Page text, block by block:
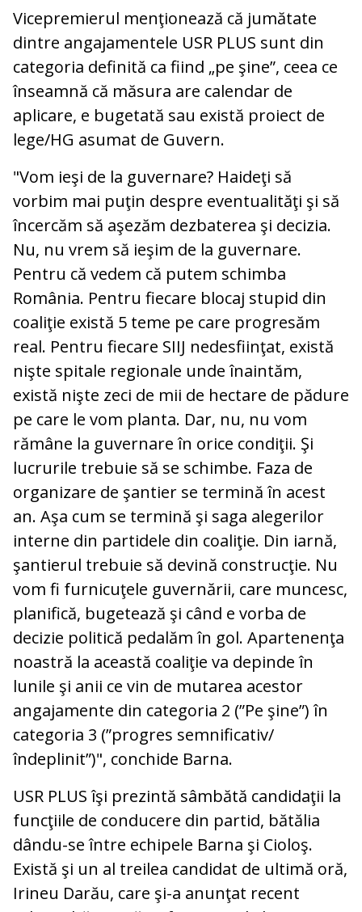
Vicepremierul menţionează că jumătate
dintre angajamentele USR PLUS sunt din
categoria definită ca fiind „pe şine”, ceea ce
înseamnă că măsura are calendar de
aplicare, e bugetată sau există proiect de
lege/HG asumat de Guvern.
"Vom ieşi de la guvernare? Haideţi să
vorbim mai puţin despre eventualităţi şi să
încercăm să aşezăm dezbaterea şi decizia.
Nu, nu vrem să ieşim de la guvernare.
Pentru că vedem că putem schimba
România. Pentru fiecare blocaj stupid din
coaliţie există 5 teme pe care progresăm
real. Pentru fiecare SIIJ nedesfiinţat, există
nişte spitale regionale unde înaintăm,
există nişte zeci de mii de hectare de pădure
pe care le vom planta. Dar, nu, nu vom
rămâne la guvernare în orice condiţii. Şi
lucrurile trebuie să se schimbe. Faza de
organizare de şantier se termină în acest
an. Aşa cum se termină şi saga alegerilor
interne din partidele din coaliţie. Din iarnă,
şantierul trebuie să devină construcţie. Nu
vom fi furnicuţele guvernării, care muncesc,
planifică, bugetează şi când e vorba de
decizie politică pedalăm în gol. Apartenenţa
noastră la această coaliţie va depinde în
lunile şi anii ce vin de mutarea acestor
angajamente din categoria 2 (”Pe şine”) în
categoria 3 (”progres semnificativ/
îndeplinit”)", conchide Barna.
USR PLUS îşi prezintă sâmbătă candidaţii la
funcţiile de conducere din partid, bătălia
dându-se între echipele Barna şi Cioloş.
Există şi un al treilea candidat de ultimă oră,
Irineu Darău, care şi-a anunţat recent